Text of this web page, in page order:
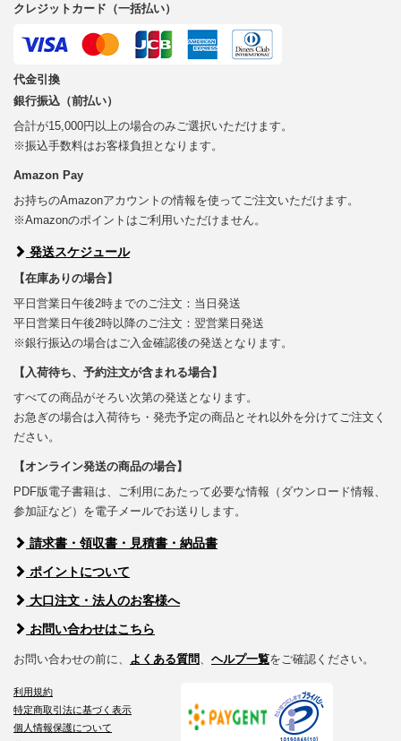
クレジットカード（一括払い）
代金引換
銀行振込（前払い）
合計が15,000円以上の場合のみご選択いただけます。
※振込手数料はお客様負担となります。
Amazon Pay
お持ちのAmazonアカウントの情報を使ってご注文いただけます。
※Amazonのポイントはご利用いただけません。
発送スケジュール
【在庫ありの場合】
平日営業日午後2時までのご注文：当日発送
平日営業日午後2時以降のご注文：翌営業日発送
※銀行振込の場合はご入金確認後の発送となります。
【入荷待ち、予約注文が含まれる場合】
すべての商品がそろい次第の発送となります。
お急ぎの場合は入荷待ち・発売予定の商品とそれ以外を分けてご注文く
ださい。
【オンライン発送の商品の場合】
PDF版電子書籍は、ご利用にあたって必要な情報（ダウンロード情報、
参加証など）を電子メールでお送りします。
請求書・領収書・見積書・納品書
ポイントについて
大口注文・法人のお客様へ
お問い合わせはこちら
お問い合わせの前に、 よくある質問、 ヘルプ一覧をご確認ください。
利用規約
特定商取引法に基づく表示
個人情報保護について